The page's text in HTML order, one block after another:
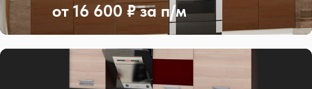
от 16 600 ₽ за п/м